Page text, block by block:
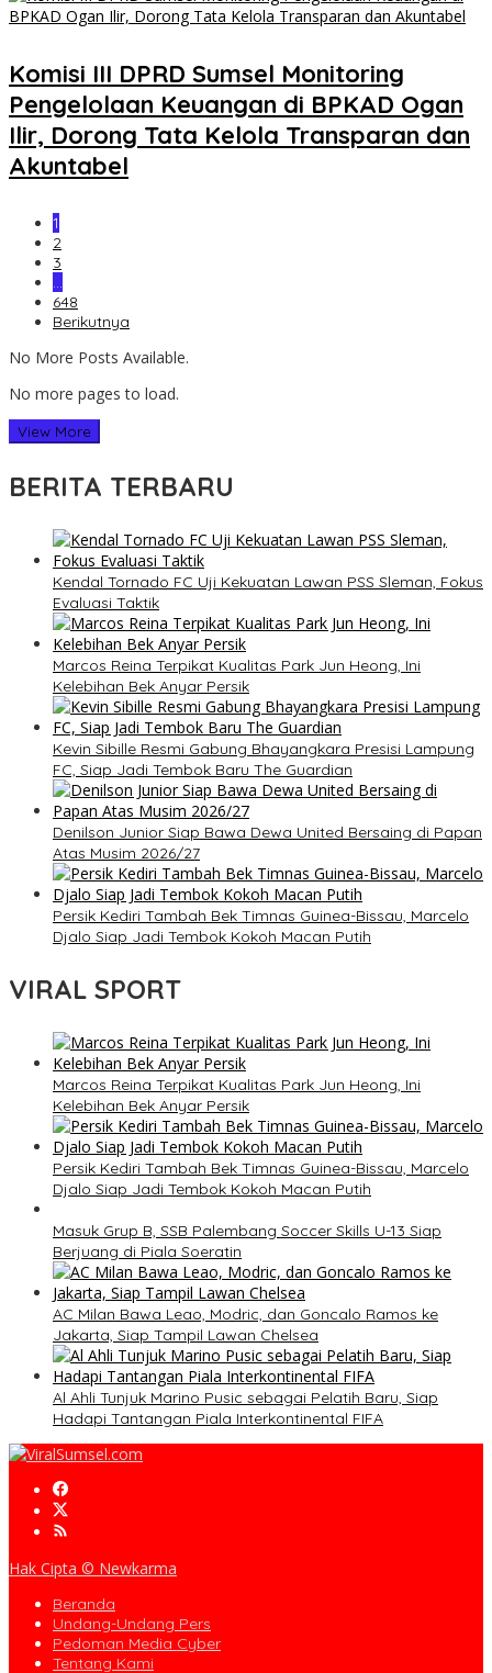
Komisi III DPRD Sumsel Monitoring
Pengelolaan Keuangan di BPKAD Ogan
Ilir, Dorong Tata Kelola Transparan dan
Akuntabel
1
2
3
…
648
Berikutnya
No More Posts Available.
No more pages to load.
View More
BERITA TERBARU
Kendal Tornado FC Uji Kekuatan Lawan PSS Sleman, Fokus
Evaluasi Taktik
Marcos Reina Terpikat Kualitas Park Jun Heong, Ini
Kelebihan Bek Anyar Persik
Kevin Sibille Resmi Gabung Bhayangkara Presisi Lampung
FC, Siap Jadi Tembok Baru The Guardian
Denilson Junior Siap Bawa Dewa United Bersaing di Papan
Atas Musim 2026/27
Persik Kediri Tambah Bek Timnas Guinea-Bissau, Marcelo
Djalo Siap Jadi Tembok Kokoh Macan Putih
VIRAL SPORT
Marcos Reina Terpikat Kualitas Park Jun Heong, Ini
Kelebihan Bek Anyar Persik
Persik Kediri Tambah Bek Timnas Guinea-Bissau, Marcelo
Djalo Siap Jadi Tembok Kokoh Macan Putih
Masuk Grup B, SSB Palembang Soccer Skills U-13 Siap
Berjuang di Piala Soeratin
AC Milan Bawa Leao, Modric, dan Goncalo Ramos ke
Jakarta, Siap Tampil Lawan Chelsea
Al Ahli Tunjuk Marino Pusic sebagai Pelatih Baru, Siap
Hadapi Tantangan Piala Interkontinental FIFA
Hak Cipta © Newkarma
Beranda
Undang-Undang Pers
Pedoman Media Cyber
Tentang Kami